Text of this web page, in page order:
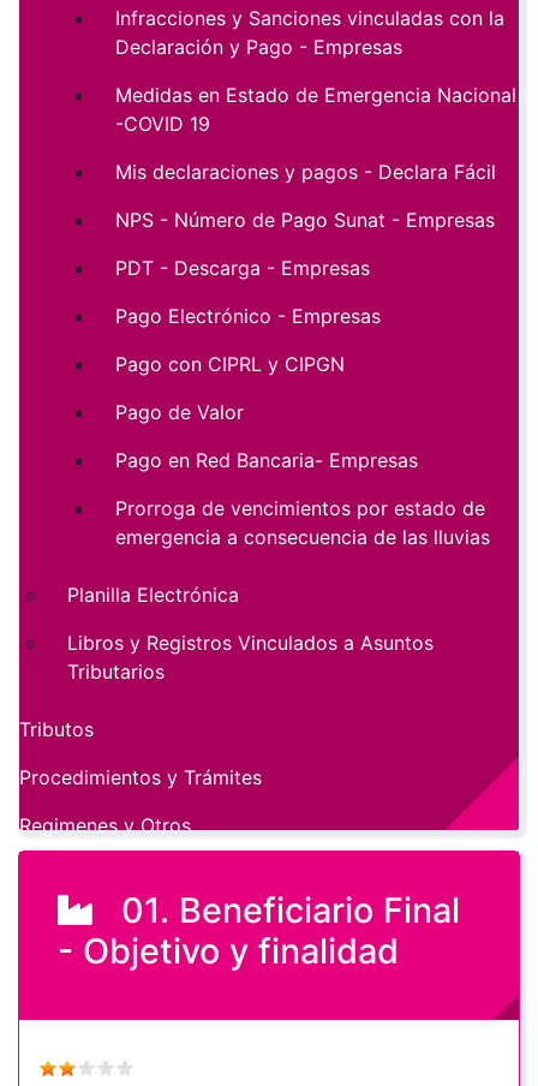
01. Beneficiario Final
- Objetivo y finalidad
Infracciones y Sanciones vinculadas con la
Declaración y Pago - Empresas
Medidas en Estado de Emergencia Nacional
-COVID 19
Mis declaraciones y pagos - Declara Fácil
NPS - Número de Pago Sunat - Empresas
PDT - Descarga - Empresas
Pago Electrónico - Empresas
Pago con CIPRL y CIPGN
Pago de Valor
Pago en Red Bancaria- Empresas
Prorroga de vencimientos por estado de
emergencia a consecuencia de las lluvias
Planilla Electrónica
Libros y Registros Vinculados a Asuntos
Tributarios
Tributos
Procedimientos y Trámites
Regimenes y Otros